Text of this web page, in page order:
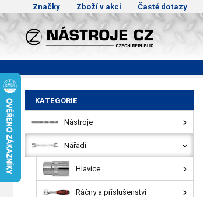
Značky Zboží v akci Časté dotazy
KATEGORIE
Nástroje
Nářadí
Hlavice
Ráčny a příslušenství